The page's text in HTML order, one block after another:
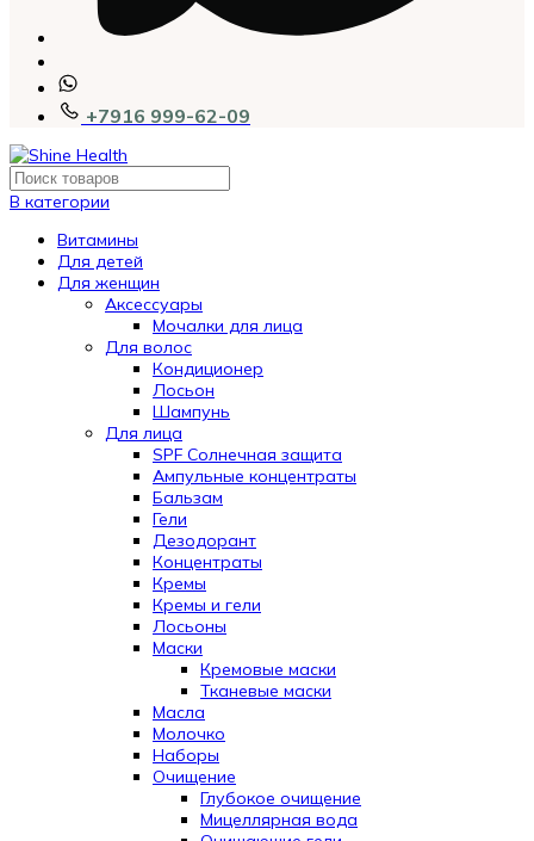
+7916 999-62-09
В категории
Витамины
Для детей
Для женщин
Аксессуары
Мочалки для лица
Для волос
Кондиционер
Лосьон
Шампунь
Для лица
SPF Солнечная защита
Ампульные концентраты
Бальзам
Гели
Дезодорант
Концентраты
Кремы
Кремы и гели
Лосьоны
Маски
Кремовые маски
Тканевые маски
Масла
Молочко
Наборы
Очищение
Глубокое очищение
Мицеллярная вода